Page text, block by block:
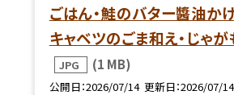
ごはん・鮭のバター醬油か
キャベツのごま和え・じゃが
JPG (1 MB)
公開日 2026/07/14 更新日 2026/07/14